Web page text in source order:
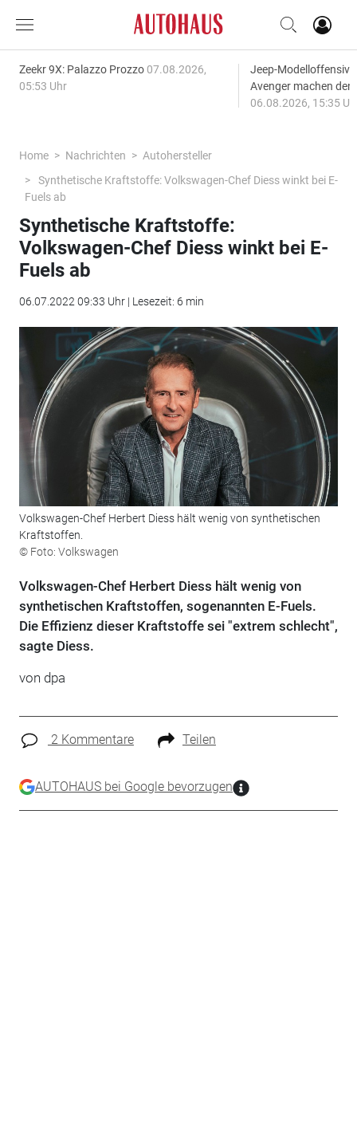
Zeekr 9X: Palazzo Prozzo 07.08.2026,
05:53 Uhr
Jeep-
Avenger machen
06.08.2026, 15:35
Home Nachrichten
Autohersteller
Synthetische Kraftstoffe: Volkswagen-Chef Diess winkt bei E-
Fuels ab
Synthetische Kraftstoffe:
Volkswagen-Chef Diess winkt bei E-
Fuels ab
06.07.2022 09:33 Uhr | Lesezeit: 6 min
Volkswagen-Chef Herbert Diess hält wenig von synthetischen
Kraftstoffen.
© Foto: Volkswagen
Volkswagen-Chef Herbert Diess hält wenig von
synthetischen Kraftstoffen, sogenannten E-Fuels.
Die Effizienz dieser Kraftstoffe sei "extrem schlecht",
sagte Diess.
von dpa
2 Kommentare Teilen
AUTOHAUS bei Google bevorzugen